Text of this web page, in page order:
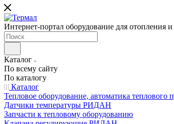
Интернет-портал оборудование для отопления
Каталог
По всему сайту
По каталогу
Каталог
Тепловое оборудование, автоматика теплового
Датчики температуры РИДАН
Запчасти к тепловому оборудованию